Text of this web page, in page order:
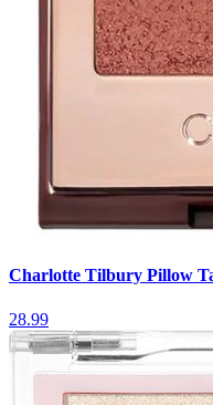
Charlotte Tilbury Pillow
28.99